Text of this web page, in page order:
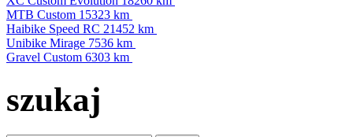
MTB Custom 15323 km
Haibike Speed RC 21452 km
Unibike Mirage 7536 km
Gravel Custom 6303 km
szukaj